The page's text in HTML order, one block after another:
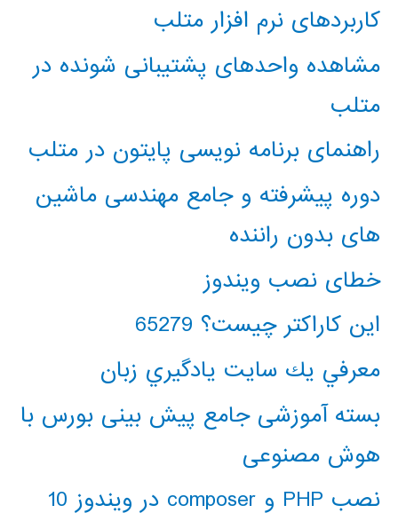
کاربردهای نرم افزار متلب
مشاهده واحدهای پشتیبانی شونده در
متلب
راهنمای برنامه نویسی پایتون در متلب
دوره پیشرفته و جامع مهندسی ماشین
های بدون راننده
خطای نصب ویندوز
این کاراکتر چیست؟ 65279
معرفي يك سايت يادگيري زبان
بسته آموزشی جامع پیش بینی بورس با
هوش مصنوعی
نصب PHP و composer در ویندوز 10